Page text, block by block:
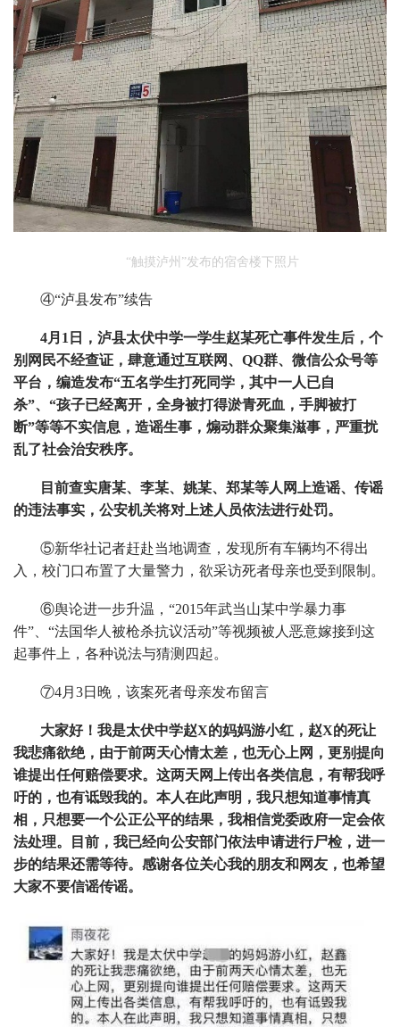
“触摸泸州”发布的宿舍楼下照片
④“泸县发布”续告
4月1日，泸县太伏中学一学生赵某死亡事件发生后，个
别网民不经查证，肆意通过互联网、QQ群、微信公众号等
平台，编造发布“五名学生打死同学，其中一人已自
杀”、“孩子已经离开，全身被打得淤青死血，手脚被打
断”等等不实信息，造谣生事，煽动群众聚集滋事，严重扰
乱了社会治安秩序。
目前查实唐某、李某、姚某、郑某等人网上造谣、传谣
的违法事实，公安机关将对上述人员依法进行处罚。
⑤新华社记者赶赴当地调查，发现所有车辆均不得出
入，校门口布置了大量警力，欲采访死者母亲也受到限制。
⑥舆论进一步升温，“2015年武当山某中学暴力事
件”、“法国华人被枪杀抗议活动”等视频被人恶意嫁接到这
起事件上，各种说法与猜测四起。
⑦4月3日晚，该案死者母亲发布留言
大家好！我是太伏中学赵X的妈妈游小红，赵X的死让
我悲痛欲绝，由于前两天心情太差，也无心上网，更别提向
谁提出任何赔偿要求。这两天网上传出各类信息，有帮我呼
吁的，也有诋毁我的。本人在此声明，我只想知道事情真
相，只想要一个公正公平的结果，我相信党委政府一定会依
法处理。目前，我已经向公安部门依法申请进行尸检，进一
步的结果还需等待。感谢各位关心我的朋友和网友，也希望
大家不要信谣传谣。